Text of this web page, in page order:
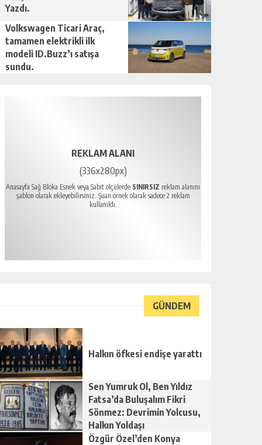
Yazdı.
Volkswagen Ticari Araç,
tamamen elektrikli ilk
modeli ID.Buzz’ı satışa
sundu.
REKLAM ALANI
(336x280px)
Anasayfa Sağ Bloka Esnek veya Sabit ölçülerde SINIRSIZ reklam alanını
şablon olarak ekleyebilirsiniz. Şuan örnek olarak sadece 2 reklam
kullanıldı.
GÜNDEM
Halkın öfkesi endişe yarattı
Sen Yumruk Ol, Ben Yıldız
Fatsa’da Buluşalım Fikri
Sönmez: Devrimin Yolcusu,
Halkın Yoldaşı
Özgür Özel’den Konya